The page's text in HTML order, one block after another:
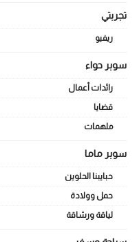
تجربتي
ريفيو
سوبر حواء
رائدات أعمال
قضايا
ملهمات
سوبر ماما
حبايبنا الحلوين
حمل وولادة
لياقة ورشاقة